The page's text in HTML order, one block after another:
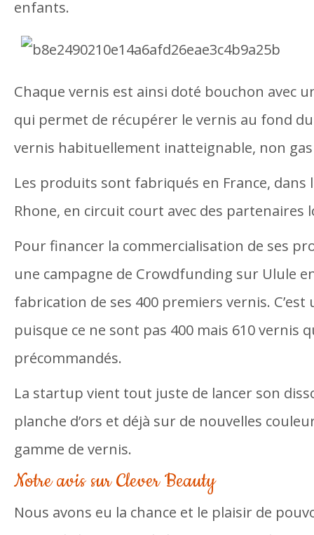
enfants.
Chaque vernis est ainsi doté bouchon avec
qui permet de récupérer le vernis au fond
vernis habituellement inatteignable, non
Les produits sont fabriqués en France, dans
Rhone, en circuit court avec des partenaires
Pour financer la commercialisation de ses
une campagne de Crowdfunding sur Ulule
fabrication de ses 400 premiers vernis. C’est
puisque ce ne sont pas 400 mais 610 vernis
précommandés.
La startup vient tout juste de lancer son
planche d’ors et déjà sur de nouvelles
gamme de vernis.
Notre avis sur Clever Beauty
Nous avons eu la chance et le plaisir de